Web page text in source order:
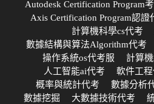
Autodesk Certification Program
Axis Certification Program認證
計算機科學cs代考
數據結構與算法Algorithm代考
操作系統os代考服
計算
人工智能ai代考
軟件工
概率與統計代考
數據分析
數據挖掘
大數據技術代考